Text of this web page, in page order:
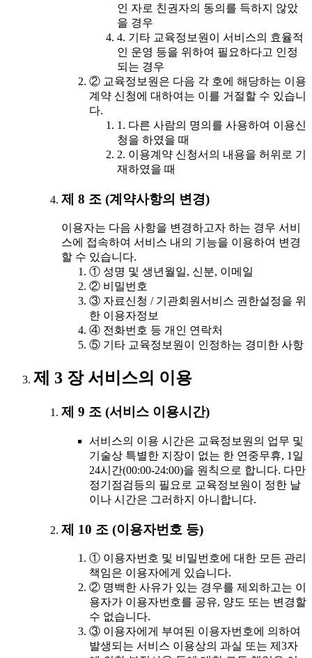
인 자로 친권자의 동의를 득하지 않았
을 경우
4. 기타 교육정보원이 서비스의 효율적
인 운영 등을 위하여 필요하다고 인정
되는 경우
② 교육정보원은 다음 각 호에 해당하는 이용
계약 신청에 대하여는 이를 거절할 수 있습니
다.
1. 다른 사람의 명의를 사용하여 이용신
청을 하였을 때
2. 이용계약 신청서의 내용을 허위로 기
재하였을 때
제 8 조 (계약사항의 변경)
이용자는 다음 사항을 변경하고자 하는 경우 서비
스에 접속하여 서비스 내의 기능을 이용하여 변경
할 수 있습니다.
① 성명 및 생년월일, 신분, 이메일
② 비밀번호
③ 자료신청 / 기관회원서비스 권한설정을 위
한 이용자정보
④ 전화번호 등 개인 연락처
⑤ 기타 교육정보원이 인정하는 경미한 사항
제 3 장 서비스의 이용
제 9 조 (서비스 이용시간)
서비스의 이용 시간은 교육정보원의 업무 및
기술상 특별한 지장이 없는 한 연중무휴, 1일
24시간(00:00-24:00)을 원칙으로 합니다. 다만
정기점검등의 필요로 교육정보원이 정한 날
이나 시간은 그러하지 아니합니다.
제 10 조 (이용자번호 등)
① 이용자번호 및 비밀번호에 대한 모든 관리
책임은 이용자에게 있습니다.
② 명백한 사유가 있는 경우를 제외하고는 이
용자가 이용자번호를 공유, 양도 또는 변경할
수 없습니다.
③ 이용자에게 부여된 이용자번호에 의하여
발생되는 서비스 이용상의 과실 또는 제3자